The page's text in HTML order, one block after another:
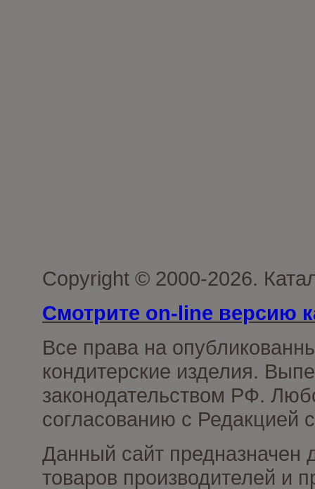
Copyright © 2000-2026.
Смотрите on-line версию
Все права на
кондитерские изделия.
законодательством РФ.
согласованию с Редакцией
Данный сайт предназначен
товаров производителей и